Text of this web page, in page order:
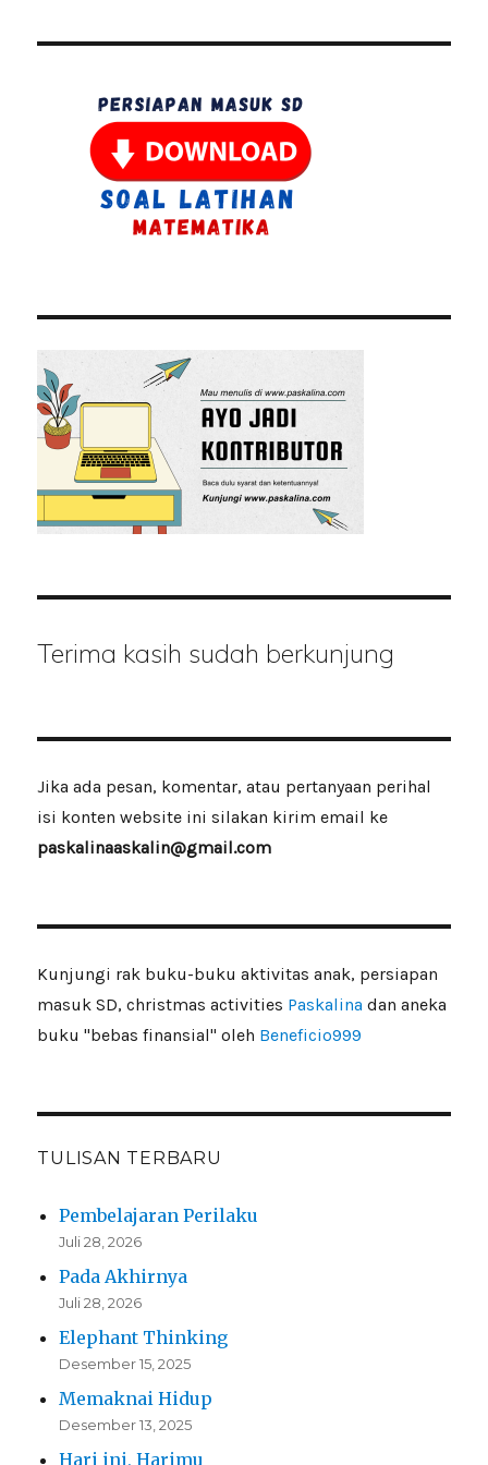
Terima kasih sudah berkunjung
Jika ada pesan, komentar, atau pertanyaan perihal
isi konten website ini silakan kirim email ke
paskalinaaskalin@gmail.com
Kunjungi rak buku-buku aktivitas anak, persiapan
masuk SD, christmas activities Paskalinadan aneka
buku "bebas finansial" oleh Beneficio999
TULISAN TERBARU
Pembelajaran Perilaku
Juli 28, 2026
Pada Akhirnya
Juli 28, 2026
Elephant Thinking
Desember 15, 2025
Memaknai Hidup
Desember 13, 2025
Hari ini, Harimu